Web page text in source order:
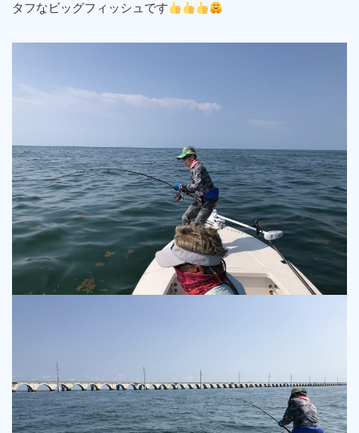
タフなビッグフィッシュです